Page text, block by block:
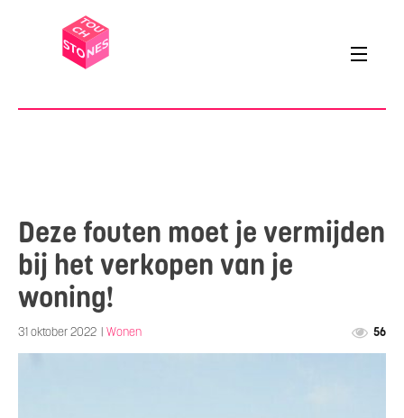
Deze fouten moet je vermijden
bij het verkopen van je
woning!
31 oktober 2022 | Wonen 56